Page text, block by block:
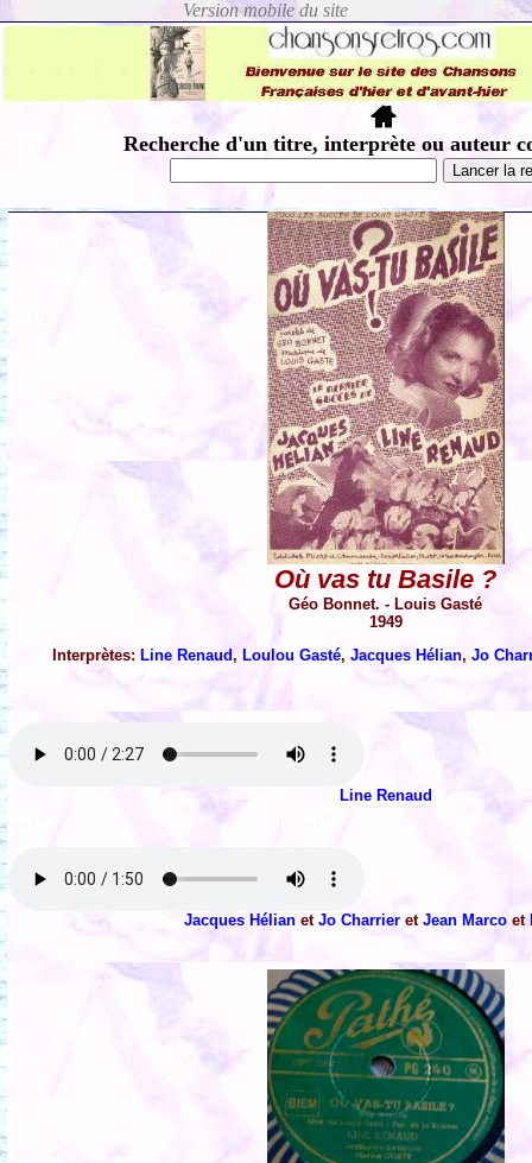
Recherche d'un titre, interprète ou auteur
Où vas tu Basile ?
Géo Bonnet. - Louis Gasté
1949
Interprètes: Line Renaud, Loulou Gasté,Jacques Hélian,Jo
Line Renaud
Jacques Hélian etJo Charrier etJean Marco et